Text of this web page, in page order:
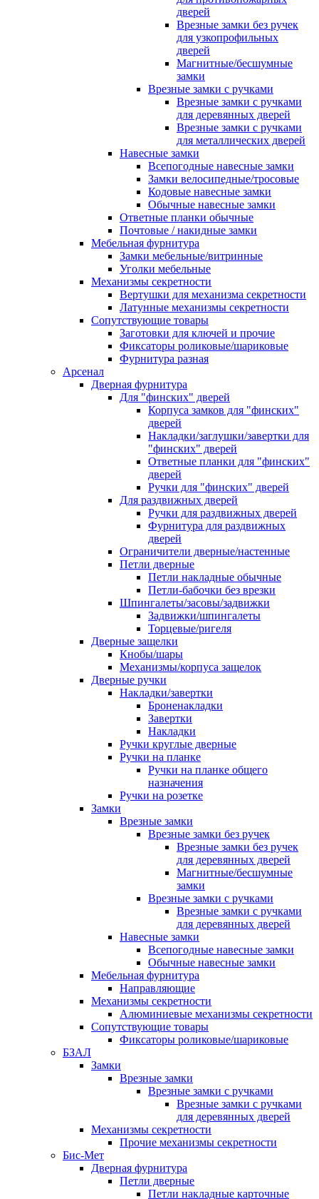
дверей
Врезные замки без ручек
для узкопрофильных
дверей
Магнитные/бесшумные
замки
Врезные замки с ручками
Врезные замки с ручками
для деревянных дверей
Врезные замки с ручками
для металлических дверей
Навесные замки
Всепогодные навесные замки
Замки велосипедные/тросовые
Кодовые навесные замки
Обычные навесные замки
Ответные планки обычные
Почтовые / накидные замки
Мебельная фурнитура
Замки мебельные/витринные
Уголки мебельные
Механизмы секретности
Вертушки для механизма секретности
Латунные механизмы секретности
Сопутствующие товары
Заготовки для ключей и прочие
Фиксаторы роликовые/шариковые
Фурнитура разная
Арсенал
Дверная фурнитура
Для "финских" дверей
Корпуса замков для "финских"
дверей
Накладки/заглушки/завертки для
"финских" дверей
Ответные планки для "финских"
дверей
Ручки для "финских" дверей
Для раздвижных дверей
Ручки для раздвижных дверей
Фурнитура для раздвижных
дверей
Ограничители дверные/настенные
Петли дверные
Петли накладные обычные
Петли-бабочки без врезки
Шпингалеты/засовы/задвижки
Задвижки/шпингалеты
Торцевые/ригеля
Дверные защелки
Кнобы/шары
Механизмы/корпуса защелок
Дверные ручки
Накладки/завертки
Броненакладки
Завертки
Накладки
Ручки круглые дверные
Ручки на планке
Ручки на планке общего
назначения
Ручки на розетке
Замки
Врезные замки
Врезные замки без ручек
Врезные замки без ручек
для деревянных дверей
Магнитные/бесшумные
замки
Врезные замки с ручками
Врезные замки с ручками
для деревянных дверей
Навесные замки
Всепогодные навесные замки
Обычные навесные замки
Мебельная фурнитура
Направляющие
Механизмы секретности
Алюминиевые механизмы секретности
Сопутствующие товары
Фиксаторы роликовые/шариковые
БЗАЛ
Замки
Врезные замки
Врезные замки с ручками
Врезные замки с ручками
для деревянных дверей
Механизмы секретности
Прочие механизмы секретности
Бис-Мет
Дверная фурнитура
Петли дверные
Петли накладные карточные